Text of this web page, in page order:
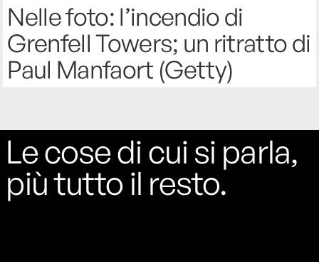
Nelle foto: l’incendio di
Grenfell Towers; un ritratto di
Paul Manfaort (Getty)
Le cose di cui si parla,
più tutto il resto.